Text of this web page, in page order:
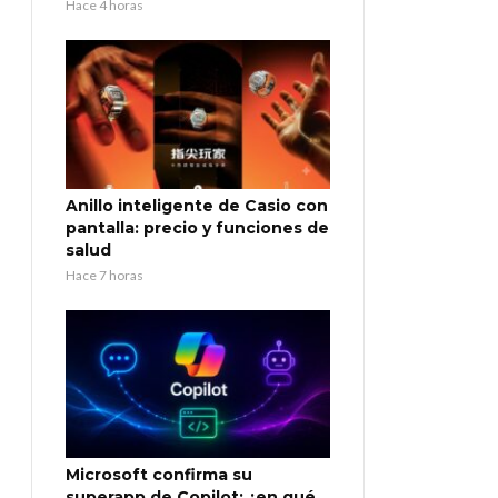
Hace 4 horas
Anillo inteligente de Casio con
pantalla: precio y funciones de
salud
Hace 7 horas
Microsoft confirma su